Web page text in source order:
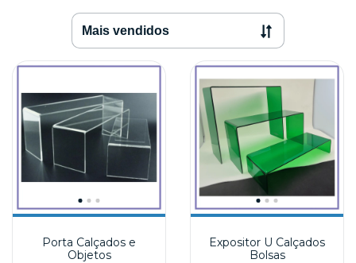
Porta Calçados e
Objetos
Expositor U Calçados
Bolsas